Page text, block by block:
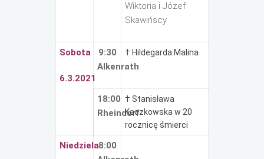
Wiktoria i Józef
Skawińscy
Sobota
6.3.2021
9:30
Alkenrath
† Hildegarda Malina
18:00
Rheindorf
† Stanisława
Kaczkowska w 20
rocznicę śmierci
Niedziela8:00